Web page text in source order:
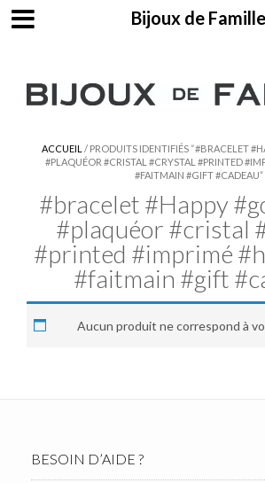
ACCUEIL / PRODUITS IDENTIFIÉS “#BRACELET
#PLAQUÉOR #CRISTAL #CRYSTAL #PRINTED
#FAITMAIN #GIFT #CADEAU”
#bracelet #Happy
#plaquéor #cristal
#printed #imprimé
#faitmain #gift
Aucun produit ne correspond à
BESOIN D’AIDE ?
Bijoux de Famille